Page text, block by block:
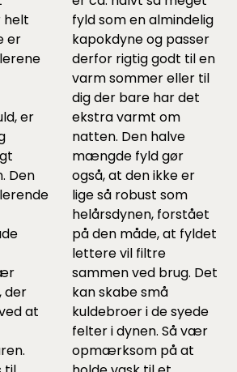
helt
er
er
Den
der
at
fyld som en almindelig
kapokdyne og passer
derfor rigtig godt til en
varm sommer eller til
dig der bare har det
ekstra varmt om
natten. Den halve
mængde fyld gør
også, at den ikke er
lige så robust som
helårsdynen, forstået
på den måde, at fyldet
lettere vil filtre
sammen ved brug. Det
kan skabe små
kuldebroer i de syede
felter i dynen. Så vær
opmærksom på at